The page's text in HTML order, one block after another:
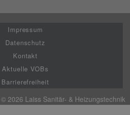
Impressum
Datenschutz
Kontakt
Aktuelle VOBs
Barrierefreiheit
© 2026 Laiss Sanitär- & Heizungstechnik